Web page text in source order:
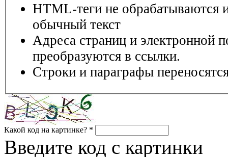
HTML-теги не обрабатываются
обычный текст
Адреса страниц и электронной
преобразуются в ссылки.
Строки и параграфы
Какой код на картинке? *
Введите код с картинки